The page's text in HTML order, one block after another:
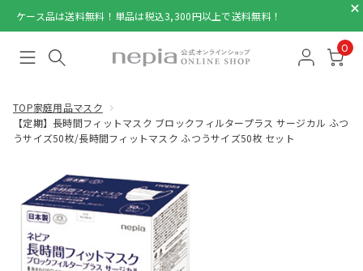
ケース品は送料無料！単品は税込3,300円以上で送料無料！
0
TOP家庭用品マスク
【定期】長時間フィットマスク ブロックフィルタープラス サージカル ふつ
うサイズ50枚/長時間フィットマスク ふつうサイズ50枚 セット